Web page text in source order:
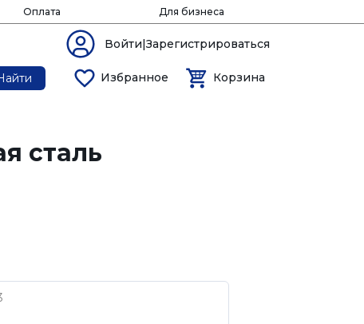
Оплата Для бизнеса
Войти|Зарегистрироваться
Избранное Корзина
сталь